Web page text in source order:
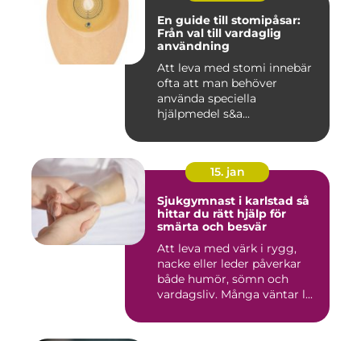
En guide till stomipåsar:
Från val till vardaglig
användning
Att leva med stomi innebär
ofta att man behöver
använda speciella
hjälpmedel s&a...
15. jan
Sjukgymnast i karlstad så
hittar du rätt hjälp för
smärta och besvär
Att leva med värk i rygg,
nacke eller leder påverkar
både humör, sömn och
vardagsliv. Många väntar l...